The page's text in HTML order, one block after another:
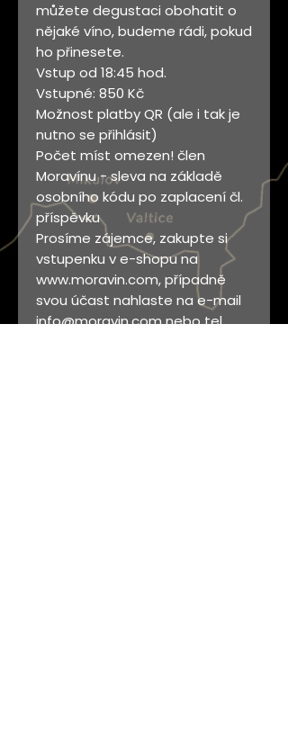
můžete degustaci obohatit o
nějaké víno, budeme rádi, pokud
ho přinesete.
Vstup od 18:45 hod.
Vstupné: 850 Kč
Možnost platby QR (ale i tak je
nutno se přihlásit)
Počet míst omezen! člen
Moravínu - sleva na základě
osobního kódu po zaplacení čl.
příspěvku
Prosíme zájemce, zakupte si
vstupenku v e-shopu na
www.moravin.com, případně
svou účast nahlaste na e-mail
info@moravin.com nebo tel.